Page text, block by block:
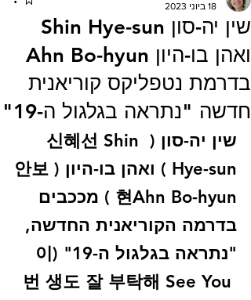
שין יה-סון Shin Hye-sun
ואהן בו-היון Ahn Bo-hyun
בדרמת נטפליקס קוריאנית
חדשה "נתראה בגלגול ה-19"
18 ביוני 2023
שין יה-סון ( 신혜선 Shin
Hye-sun ) ואהן בו-היון ( 안보
현Ahn Bo-hyun ) מככבים
בדרמה הקוריאנית החדשה,
"נתראה בגלגול ה-19" (이
번 생도 잘 부탁해 See You